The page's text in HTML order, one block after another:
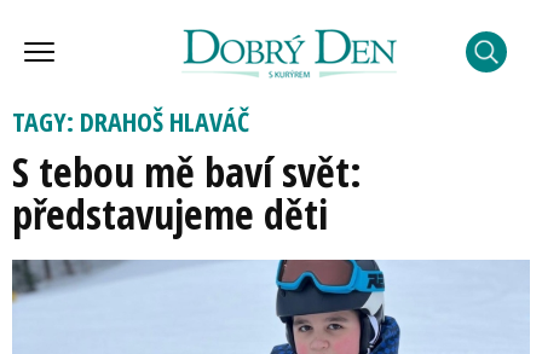
TAGY: DRAHOŠ HLAVÁČ
S tebou mě baví svět:
představujeme děti